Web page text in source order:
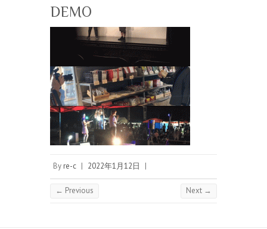
DEMO
By re-c | 2022年1月12日 |
← Previous Next →